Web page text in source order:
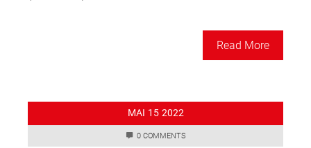
Read More
MAI 15 2022
0 COMMENTS